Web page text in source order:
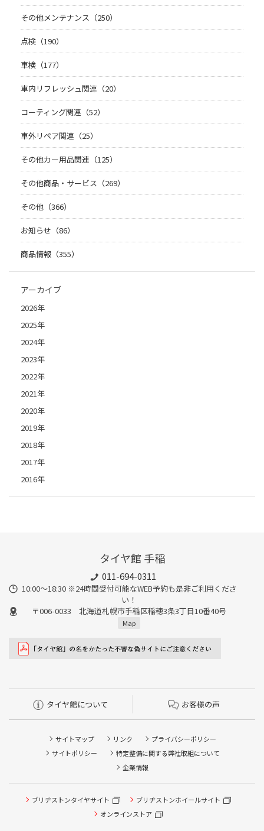
その他メンテナンス（250）
点検（190）
車検（177）
車内リフレッシュ関連（20）
コーティング関連（52）
車外リペア関連（25）
その他カー用品関連（125）
その他商品・サービス（269）
その他（366）
お知らせ（86）
商品情報（355）
アーカイブ
2026年
2025年
2024年
2023年
2022年
2021年
2020年
2019年
2018年
2017年
2016年
タイヤ館 手稲
011-694-0311
10:00～18:30 ※24時間受付可能なWEB予約も是非ご利用くださ
い！
〒006-0033 北海道札幌市手稲区稲穂3条3丁目10番40号
Map
タイヤ館について お客様の声
サイトマップ リンク
プライバシーポリシー
サイトポリシー
特定整備に関する弊社取組について
企業情報
ブリヂストンタイヤサイト
ブリヂストンホイールサイト
オンラインストア
タイヤ点検・安全点検/タイヤ履き替え/オイル交換/その他
ピット作業の予約